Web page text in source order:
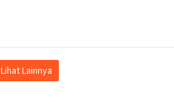
Lihat Lainnya